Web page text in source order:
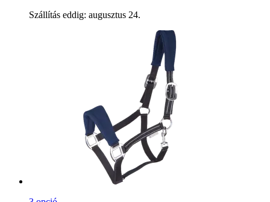
Szállítás eddig: augusztus 24.